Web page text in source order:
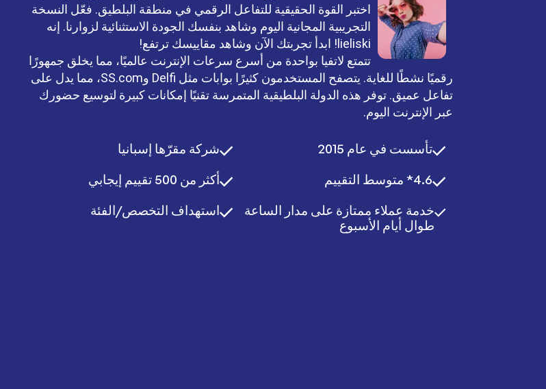
اختبر القوة الحقيقية للتفاعل الرقمي في منطقة البلطيق. فعّل النسخة
التجريبية المجانية اليوم وشاهد بنفسك الجودة الاستثنائية لزوارنا. إنه
lieliski! ابدأ تجربتك الآن وشاهد مقاييسك ترتفع!
تتمتع لاتفيا بواحدة من أسرع سرعات الإنترنت عالميًا، مما يخلق جمهورًا
رقميًا نشطًا للغاية. يتصفح المستخدمون كثيرًا بوابات مثل Delfi وSS.com، مما يدل على
تفاعل عميق. توفر هذه الدولة البلطيقية المتمرسة تقنيًا إمكانات كبيرة لتوسيع حضورك
عبر الإنترنت اليوم.
تأسست في عام 2015
4.6* متوسط التقييم
خدمة عملاء ممتازة على مدار الساعة
طوال أيام الأسبوع
شركة مقرّها إسبانيا
أكثر من 500 تقييم إيجابي
استهداف التخصص/الفئة